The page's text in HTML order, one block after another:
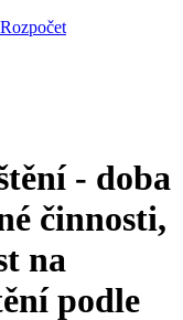
Rozpočet
- doba
činnosti,
na
podle